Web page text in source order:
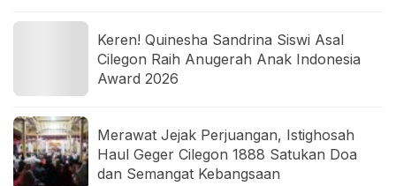
Keren! Quinesha Sandrina Siswi Asal
Cilegon Raih Anugerah Anak Indonesia
Award 2026
Merawat Jejak Perjuangan, Istighosah
Haul Geger Cilegon 1888 Satukan Doa
dan Semangat Kebangsaan